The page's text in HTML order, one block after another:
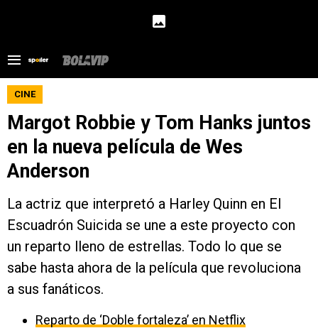
CINE
Margot Robbie y Tom Hanks juntos
en la nueva película de Wes
Anderson
La actriz que interpretó a Harley Quinn en El
Escuadrón Suicida se une a este proyecto con
un reparto lleno de estrellas. Todo lo que se
sabe hasta ahora de la película que revoluciona
a sus fanáticos.
Reparto de ‘Doble fortaleza’ en Netflix